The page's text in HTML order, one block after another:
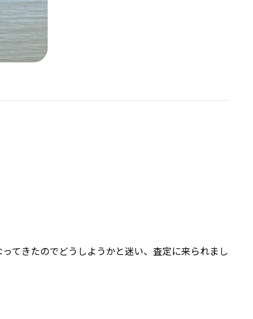
てきたのでどうしようかと迷い、査定に来られまし